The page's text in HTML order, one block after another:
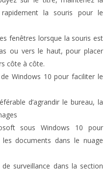
la souris pour le
fenêtres lorsque la souris est
ou vers le haut, pour placer
côte à côte.
Windows 10 pour faciliter le
d’agrandir le bureau, la
sous Windows 10 pour
documents dans le nuage
surveillance dans la section